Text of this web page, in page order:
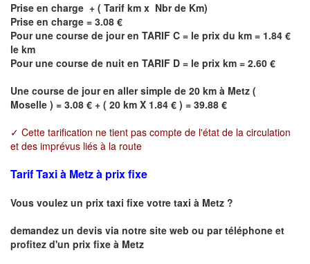
Prise en charge + ( Tarif km x Nbr de Km)
Prise en charge = 3.08 €
Pour une course de jour en TARIF C = le prix du km = 1.84 €
le km
Pour une course de nuit en TARIF D = le prix km = 2.60 €
Une course de jour en aller simple de 20 km à Metz (
Moselle ) = 3.08 € + ( 20 km X 1.84 € ) = 39.88 €
✓ Cette tarification ne tient pas compte de l'état de la circulation
et des imprévus liés à la route
Tarif Taxi à Metz à prix fixe
Vous voulez un prix taxi fixe votre taxi à Metz ?
demandez un devis via notre site web ou par téléphone et
profitez d'un prix fixe à Metz